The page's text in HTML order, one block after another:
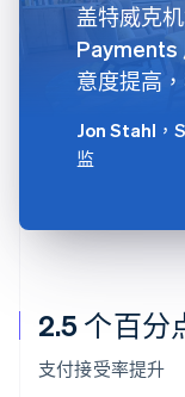
2.5 个百分
支付接受率提升
盖特威克
Payments
意度提高
Jon Stahl
监